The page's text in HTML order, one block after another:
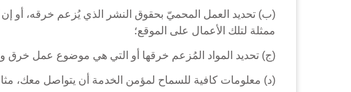
(ب) تحديد العمل المحميّ بحقوق النشر الذي يُزعم خرقه، أو
ممثلة لتلك الأعمال على الموقع؛
(ج) تحديد المواد المُزعم خرقها أو التي هي موضوع عمل خرق
(د) معلومات كافية للسماح لمؤمن الخدمة أن يتواصل معك، مثال